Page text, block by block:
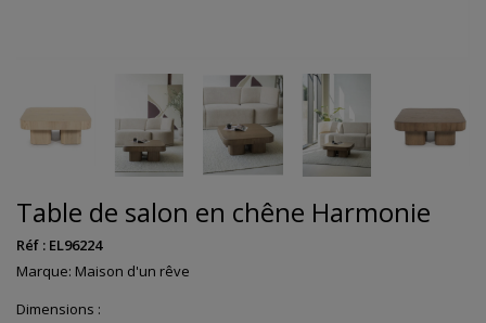
Table de salon en chêne Harmonie
Réf : EL96224
Marque: Maison d'un rêve
Dimensions :